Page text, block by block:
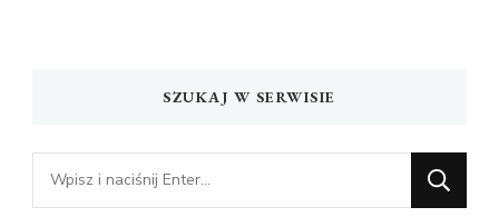
SZUKAJ W SERWISIE
Szukasz
czegoś?